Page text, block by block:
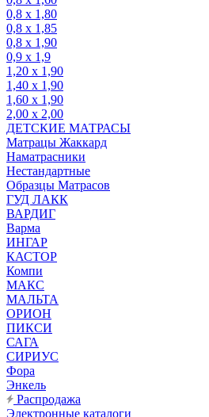
0,8 х 1,80
0,8 х 1,85
0,8 х 1,90
0,9 х 1,9
1,20 х 1,90
1,40 х 1,90
1,60 х 1,90
2,00 х 2,00
ДЕТСКИЕ МАТРАСЫ
Матрацы Жаккард
Наматрасники
Нестандартные
Образцы Матрасов
ГУД ЛАКК
ВАРДИГ
Варма
ИНГАР
КАСТОР
Компи
МАКС
МАЛЬТА
ОРИОН
ПИКСИ
САГА
СИРИУС
Фора
Энкель
Распродажа
Электронные каталоги